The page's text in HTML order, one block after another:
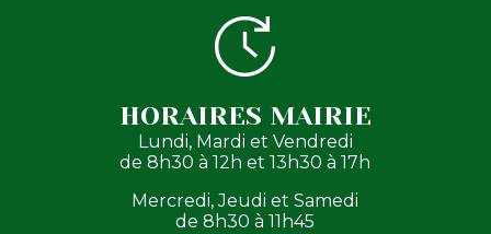
HORAIRES MAIRIE
Lundi, Mardi et Vendredi
de 8h30 à 12h et 13h30 à 17h
Mercredi, Jeudi et Samedi
de 8h30 à 11h45